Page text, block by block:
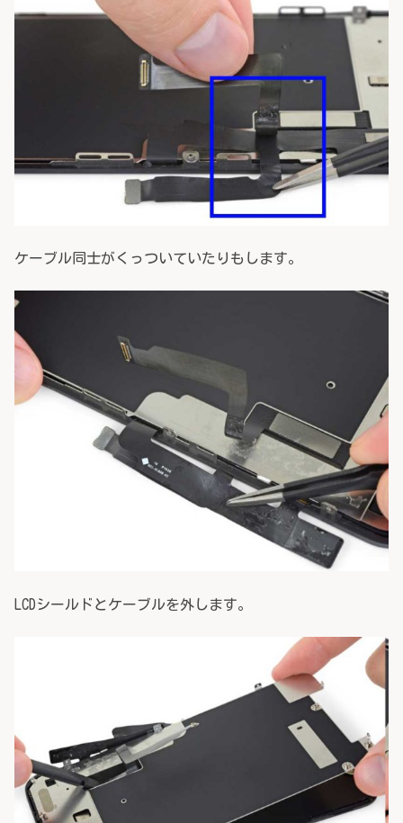
ケーブル同士がくっついていたりもします。
LCDシールドとケーブルを外します。